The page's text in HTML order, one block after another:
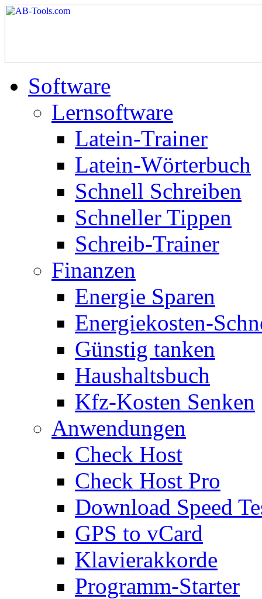
Software
Lernsoftware
Latein-Trainer
Latein-Wörterbuch
Schnell Schreiben
Schneller Tippen
Schreib-Trainer
Finanzen
Energie Sparen
Energiekosten-
Günstig tanken
Haushaltsbuch
Kfz-Kosten Senken
Anwendungen
Check Host
Check Host Pro
Download Speed
GPS to vCard
Klavierakkorde
Programm-Starter